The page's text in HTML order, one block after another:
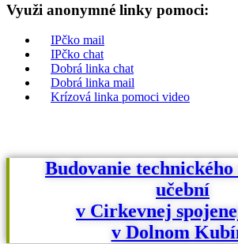
Využi anonymné linky pomoci:
IPčko mail
IPčko chat
Dobrá linka chat
Dobrá linka mail
Krízová linka pomoci video
Budovanie
učební
v Cirkevnej
v Dolnom